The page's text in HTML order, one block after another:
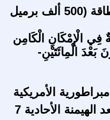
الجدوى الاقتصادية لمشروع (RFCC ) بطاقة (500 ألف برميل
فِي الْإِمْكَانِ الْكَامِن
بَعْدَ الْمِائَتَيْنِ-
الأمريكية
الأحادية 7